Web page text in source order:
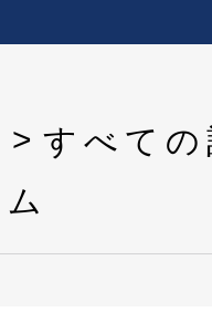
すべて